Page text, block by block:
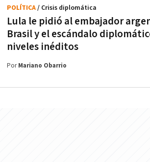
Lula le pidió al embajador
Brasil y el escándalo
niveles inéditos
POLÍTICA/ Crisis diplomática
PorMariano Obarrio